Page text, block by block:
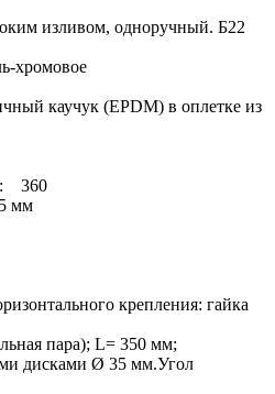
изливом, одноручный. Б22
хромовое
каучук (EPDM) в оплетке из
360
мм
крепления: гайка
пара); L= 350 мм;
дисками Ø 35 мм.Угол